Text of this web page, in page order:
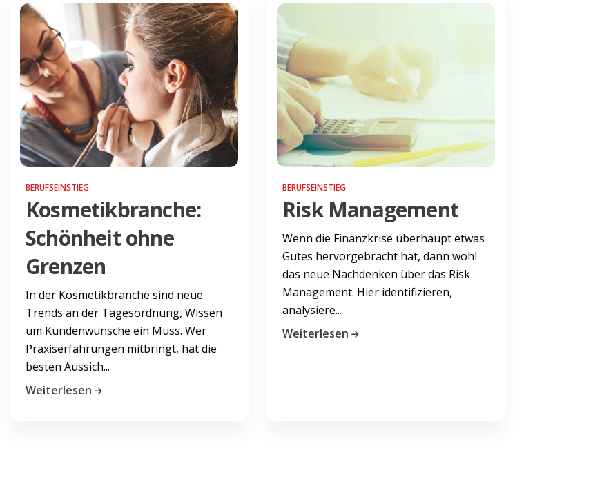
BERUFSEINSTIEG
Kosmetikbranche:
Schönheit ohne
Grenzen
In der Kosmetikbranche sind neue
Trends an der Tagesordnung, Wissen
um Kundenwünsche ein Muss. Wer
Praxiserfahrungen mitbringt, hat die
besten Aussich...
Weiterlesen
BERUFSEINSTIEG
Risk Management
Wenn die Finanzkrise überhaupt etwas
Gutes hervorgebracht hat, dann wohl
das neue Nachdenken über das Risk
Management. Hier identifizieren,
analysiere...
Weiterlesen